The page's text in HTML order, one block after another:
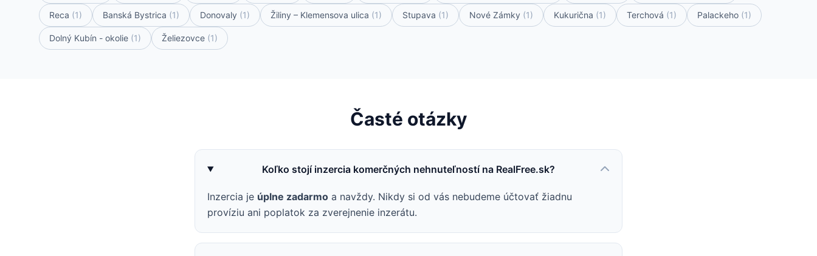
Reca (1) Banská Bystrica (1) Donovaly (1) Žiliny – Klemensova ulica (1) Stupava (1) Nové Zámky (1) Kukurična (1) Terchová (1) Palackeho (1)
Dolný Kubín - okolie (1) Želiezovce (1)
Časté otázky
Koľko stojí inzercia komerčných nehnuteľností na RealFree.sk?
Inzercia je úplne zadarmo a navždy. Nikdy si od vás nebudeme účtovať žiadnu
províziu ani poplatok za zverejnenie inzerátu.